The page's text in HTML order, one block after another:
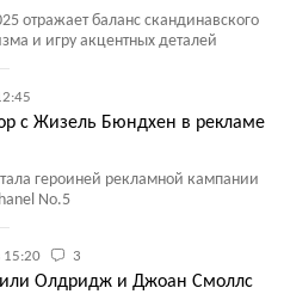
отражает баланс скандинавского
и игру акцентных деталей
с Жизель Бюндхен в рекламе
героиней рекламной кампании
No.5
15:20 3
Олдридж и Джоан Смоллс